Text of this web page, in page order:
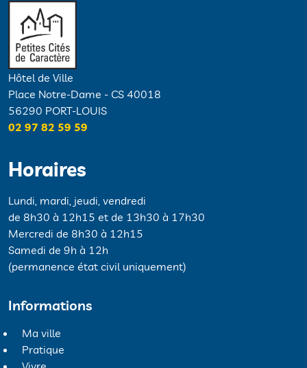
Hôtel de Ville
Place Notre-Dame - CS 40018
56290 PORT-LOUIS
02 97 82 59 59
Horaires
Lundi, mardi, jeudi, vendredi
de 8h30 à 12h15 et de 13h30 à 17h30
Mercredi de 8h30 à 12h15
Samedi de 9h à 12h
(permanence état civil uniquement)
Informations
Ma ville
Pratique